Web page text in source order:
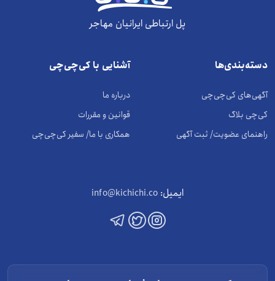
پل ارتباطی ایرانیان مهاجر
دسته‌بندی‌ها
آگهی‌های کی‌چی‌چی
کی‌چی بلاگ
راهنمای عضویت/ ثبت آگهی
آشنایی با کی‌چی‌چی
درباره ما
قوانین و مقررات
همکاری با ما/ سفیر کی‌چی‌چی
ایمیل: info@kichichi.co